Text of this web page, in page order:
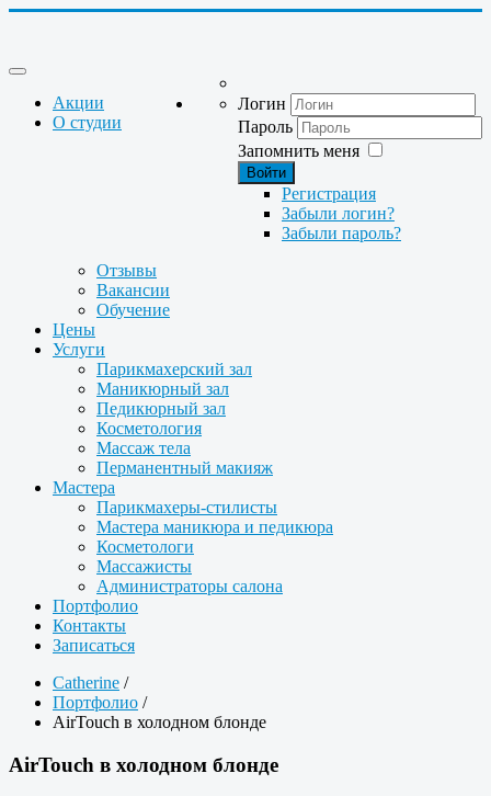
Логин
Пароль
Запомнить меня
Войти
Регистрация
Забыли логин?
Забыли пароль?
Акции
О студии
Отзывы
Вакансии
Обучение
Цены
Услуги
Парикмахерский зал
Маникюрный зал
Педикюрный зал
Косметология
Массаж тела
Перманентный макияж
Мастера
Парикмахеры-стилисты
Мастера маникюра и педикюра
Косметологи
Массажисты
Администраторы салона
Портфолио
Контакты
Записаться
Catherine /
Портфолио /
AirTouch в холодном блонде
AirTouch в холодном блонде